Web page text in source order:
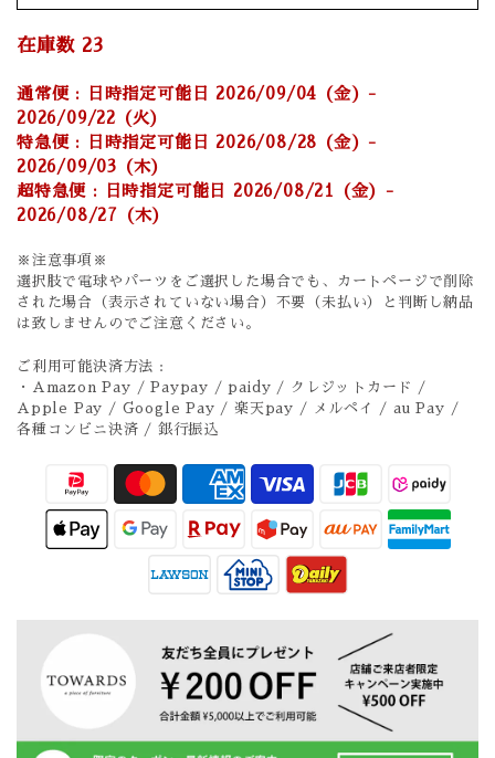
在庫数 23
通常便 : 日時指定可能日 2026/09/04 (金) -
2026/09/22 (火)
特急便 : 日時指定可能日 2026/08/28 (金) -
2026/09/03 (木)
超特急便 : 日時指定可能日 2026/08/21 (金) -
2026/08/27 (木)
※注意事項※
選択肢で電球やパーツをご選択した場合でも、カートページで削除
された場合（表示されていない場合）不要（未払い）と判断し納品
は致しませんのでご注意ください。
ご利用可能決済方法 :
・Amazon Pay / Paypay / paidy / クレジットカード /
Apple Pay / Google Pay / 楽天pay / メルペイ / au Pay /
各種コンビニ決済 / 銀行振込